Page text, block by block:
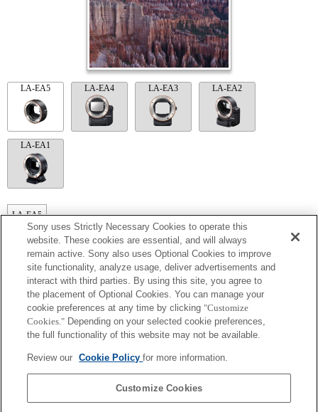
LA-EA5 LA-EA4 LA-EA3 LA-EA2
LA-EA1
LA-EA5
Mit Objektivadapter erhältlich.
Mit dem internen Mikrofon wird das Blendengeräusch mit aufgezeichnet.
Outside the A (Aperture priority), S (Shutter priority), and M (Manual) modes, the
shutter speed and the aperture can not be adjusted during the movie recording.
Der Bildwinkel wird auf das APS-C-Format begrenzt.
Wenn Sie das A-Mount-Objektiv mit dem Objektivadapter anbringen, wird die MF-
Unterstützung nicht automatisch aktiv, wenn Sie den Fokussierring drehen. Sie
können das Bild vergrößern, indem Sie die Funktion "Fokusvergrößerung" oder
"MF-Unterstützung" in den "Key-Benutzereinstlg." einer Taste zuweisen.
Touch-Auslöser funktioniert nicht.
dieser Funktion auf ein Motiv zu fokussieren, wenn Sie dunkle Szenen aufnehmen
oder das Motiv sich an den Ecken des Bildschirms befindet oder deutlich unscharf
Sony uses Strictly Necessary Cookies to operate this
website. These cookies are essential, and will always
remain active. Sony also uses Optional Cookies to improve
site functionality, analyze usage, deliver advertisements and
interact with third parties. By using this site, you agree to
the placement of Optional Cookies. You can manage your
cookie preferences at any time by clicking "Customize
Cookies." Depending on your selected cookie preferences,
the full functionality of this website may not be available.
Review our Cookie Policyfor more information.
Customize Cookies